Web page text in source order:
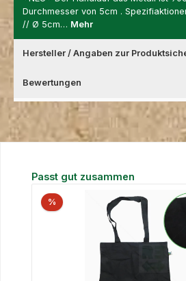
Durchmesser von 5cm .
// Ø 5cm… Mehr
Hersteller / Angaben zur
Bewertungen
Produktgalerie überspringen
Passt gut zusammen
%